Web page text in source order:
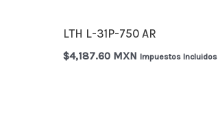
LTH L-31P-750 AR
$4,187.60 MXN Impuestos Incluidos